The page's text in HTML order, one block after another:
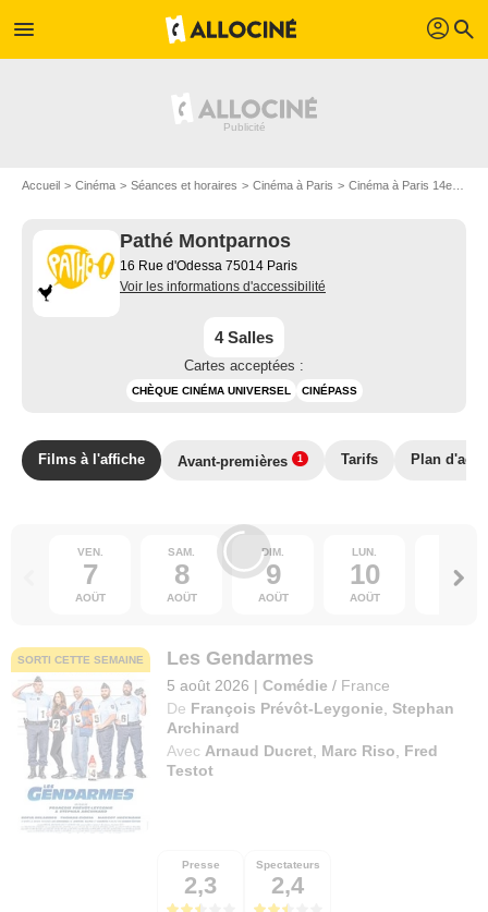
menu profil search
Accueil Cinéma Séances et horaires Cinéma à Paris Cinéma à Paris 14e arrondissement
Pathé Montparnos
16 Rue d'Odessa 75014 Paris
Voir les informations d'accessibilité
4 Salles
Cartes acceptées :
CHÈQUE CINÉMA UNIVERSEL CINÉPASS
Films à l'affiche Avant-premières 1 Tarifs Plan
VEN.
7
AOÛT
SAM.
8
AOÛT
DIM.
9
AOÛT
LUN.
10
AOÛT
11
SORTI CETTE SEMAINE Les Gendarmes
5 août 2026 | Comédie / France
De François Prévôt-Leygonie ,Stephan
Archinard
Avec Arnaud Ducret Marc Riso
Fred
Testot
Presse
2,3
Spectateurs
2,4